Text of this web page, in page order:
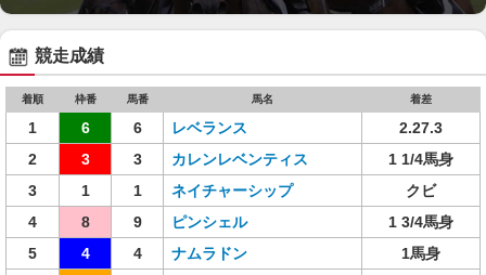
競走成績
着順 枠番 馬番 馬名 着差
1 6 6 レベランス
2.27.3
2
3 3 カレンレベンティス
1 1/4馬身
3
1 1 ネイチャーシップ
クビ
4
8 9 ピンシェル
1 3/4馬身
5
4 4 ナムラドン
1馬身